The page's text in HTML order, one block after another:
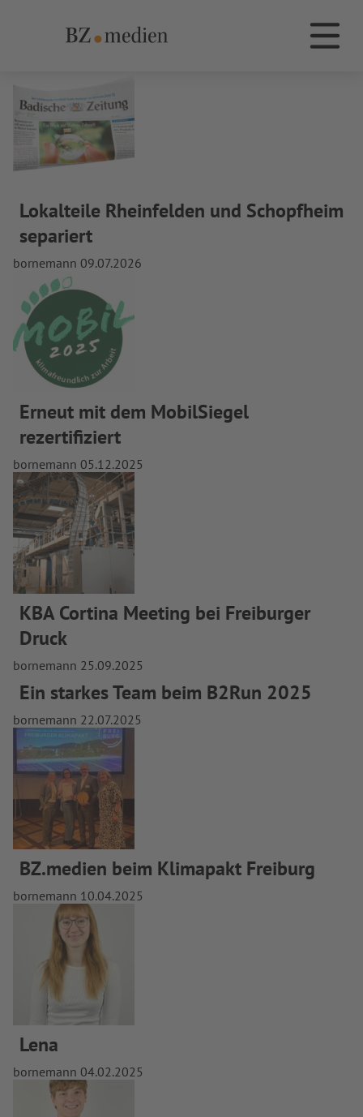
Monat:Januar 2021
Lokalteile Rheinfelden und Schopfheim
separiert
bornemann 09.07.2026
Erneut mit dem MobilSiegel
rezertifiziert
bornemann 05.12.2025
KBA Cortina Meeting bei Freiburger
Druck
bornemann 25.09.2025
Ein starkes Team beim B2Run 2025
bornemann 22.07.2025
BZ.medien beim Klimapakt Freiburg
bornemann 10.04.2025
Lena
bornemann 04.02.2025